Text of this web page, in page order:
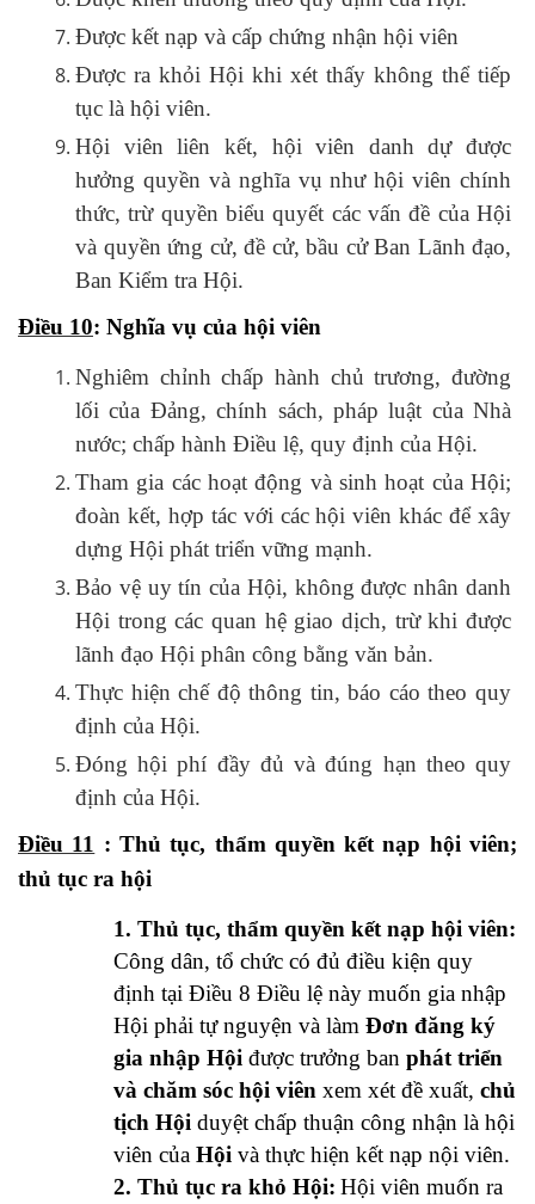
Được kết nạp và cấp chứng nhận hội viên
Được ra khỏi Hội khi xét thấy không thể tiếp
tục là hội viên.
Hội viên liên kết, hội viên danh dự được
hưởng quyền và nghĩa vụ như hội viên chính
thức, trừ quyền biểu quyết các vấn đề của Hội
và quyền ứng cử, đề cử, bầu cử Ban Lãnh đạo,
Ban Kiểm tra Hội.
Điều 10: Nghĩa vụ của hội viên
Nghiêm chỉnh chấp hành chủ trương, đường
lối của Đảng, chính sách, pháp luật của Nhà
nước; chấp hành Điều lệ, quy định của Hội.
Tham gia các hoạt động và sinh hoạt của Hội;
đoàn kết, hợp tác với các hội viên khác để xây
dựng Hội phát triển vững mạnh.
Bảo vệ uy tín của Hội, không được nhân danh
Hội trong các quan hệ giao dịch, trừ khi được
lãnh đạo Hội phân công bằng văn bản.
Thực hiện chế độ thông tin, báo cáo theo quy
định của Hội.
Đóng hội phí đầy đủ và đúng hạn theo quy
định của Hội.
Điều 11 : Thủ tục, thẩm quyền kết nạp hội viên;
thủ tục ra hội
1. Thủ tục, thẩm quyền kết nạp hội viên:
Công dân, tổ chức có đủ điều kiện quy
định tại Điều 8 Điều lệ này muốn gia nhập
Hội phải tự nguyện và làm Đơn đăng ký
gia nhập Hội được trưởng ban phát triển
và chăm sóc hội viên xem xét đề xuất, chủ
tịch Hội duyệt chấp thuận công nhận là hội
viên của Hội và thực hiện kết nạp nội viên.
2. Thủ tục ra khỏ Hội: Hội viên muốn ra